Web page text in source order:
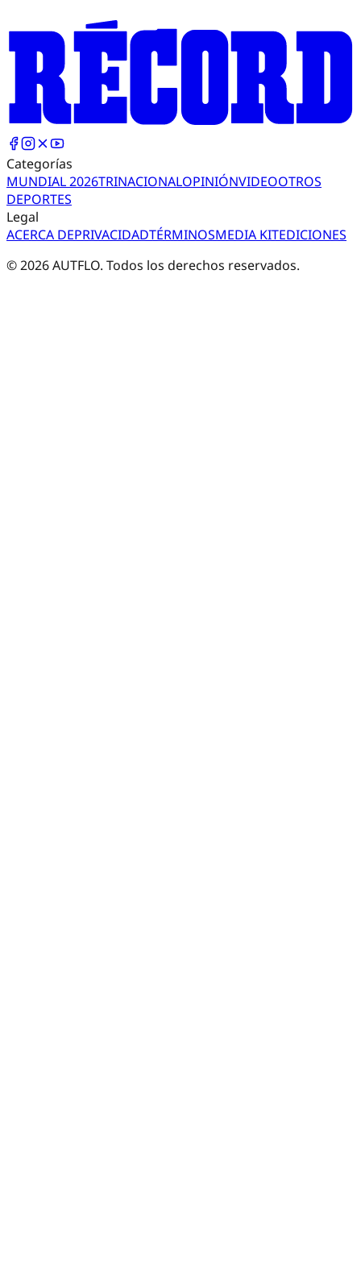
Categorías
MUNDIAL 2026TRINACIONALOPINIÓNVIDEOOTROS
DEPORTES
Legal
ACERCA DEPRIVACIDADTÉRMINOSMEDIA KITEDICIONES
©2026AUTFLO. Todos los derechos reservados.